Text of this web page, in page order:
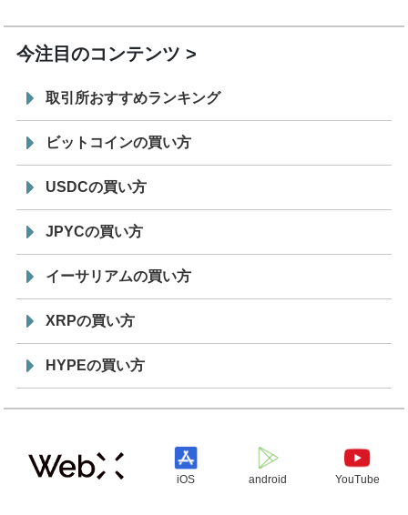
今注目のコンテンツ
取引所おすすめランキング
ビットコインの買い方
USDCの買い方
JPYCの買い方
イーサリアムの買い方
XRPの買い方
HYPEの買い方
iOS android YouTube